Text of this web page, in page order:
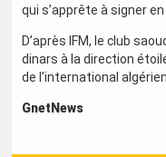
qui s’apprête à signer en
D’après IFM, le club
dinars à la direction
de l’international algérien.
GnetNews